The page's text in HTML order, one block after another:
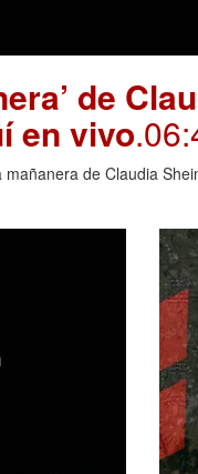
de
en vivo
de Claudia